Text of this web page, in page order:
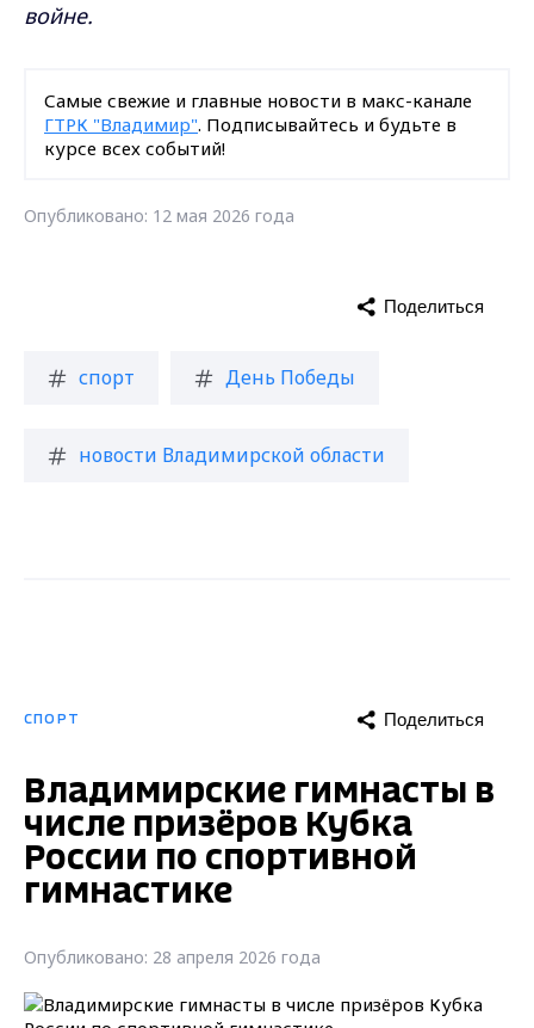
войне.
Самые свежие и главные новости в макс-канале
ГТРК "Владимир". Подписывайтесь и будьте в
курсе всех событий!
Опубликовано: 12 мая 2026 года
спорт День Победы
новости Владимирской области
Поделиться
СПОРТ Поделиться
Владимирские гимнасты в
числе призёров Кубка
России по спортивной
гимнастике
Опубликовано: 28 апреля 2026 года